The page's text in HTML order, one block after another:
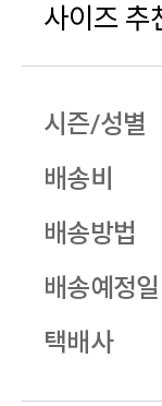
사이즈 추
시즌/성별
배송비
배송방법
배송예정일
택배사